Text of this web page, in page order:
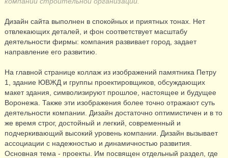
Дизайн сайта выполнен в спокойных и приятных тонах. Нет
отвлекающих деталей, и фон соответствует масштабу
деятельности фирмы: компания развивает город, задает
направление его развитию.
На главной странице коллаж из изображений памятника Петру
1, здание ЮВЖД и группы проектировщиков, обсуждающих
макет здания, символизируют прошлое, настоящее и будущее
Воронежа. Также эти изображения более точно отражают суть
деятельности компании. Дизайн достаточно оптимистичен и в то
же время строг, достойный и легкий, современный и
подчеркивающий высокий уровень компании. Дизайн вызывает
ассоциации с надежностью и динамичностью развития.
Основная тема - проекты. Им посвящен отдельный раздел, где